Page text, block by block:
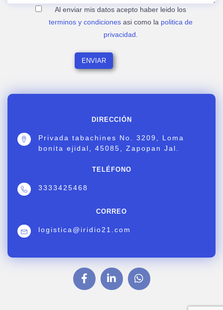
DIRECCIÓN
Privada tabachines No. 3209, Loma
bonita ejidal, 45085, Zapopan Jal.
TELÉFONO
3333425468
CORREO
logistica@iridio21.com
Al enviar mis datos acepto haber leido los
terminos y condicionesasi como la politica de
privacidad